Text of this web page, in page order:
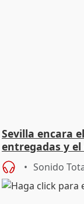
Sevilla encara
entregadas y
Sonido